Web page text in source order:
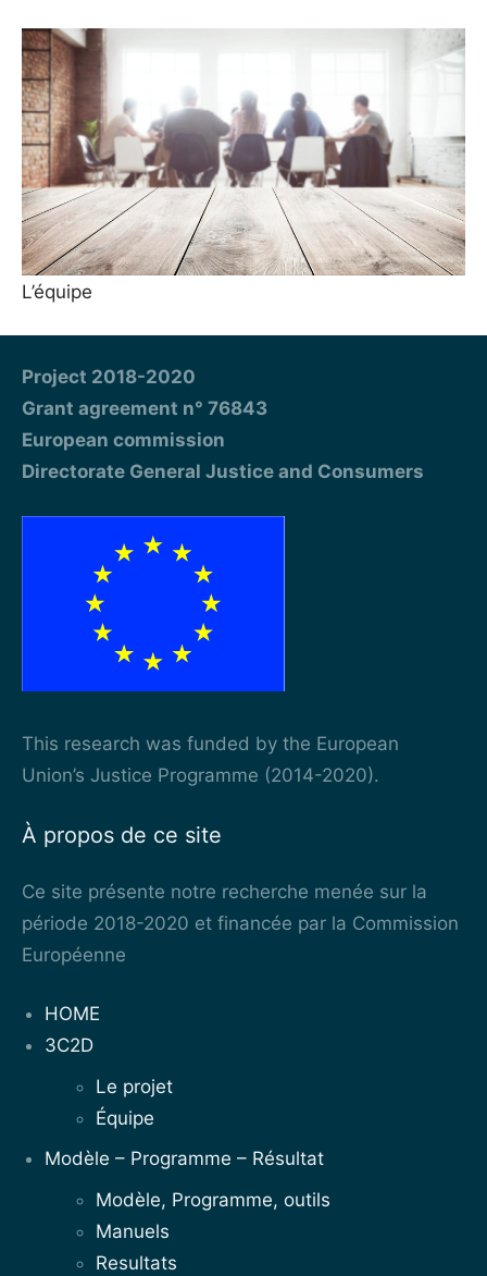
L’équipe
Project 2018-2020
Grant agreement n° 76843
European commission
Directorate General Justice and Consumers
This research was funded by the European
Union’s Justice Programme (2014-2020).
À propos de ce site
Ce site présente notre recherche menée sur la
période 2018-2020 et financée par la Commission
Européenne
HOME
3C2D
Le projet
Équipe
Modèle – Programme – Résultat
Modèle, Programme, outils
Manuels
Resultats